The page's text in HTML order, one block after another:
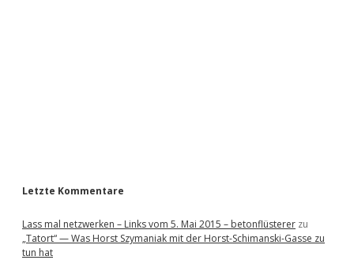
Letzte Kommentare
Lass mal netzwerken – Links vom 5. Mai 2015 – betonflüsterer zu
„Tatort“ — Was Horst Szymaniak mit der Horst-Schimanski-Gasse zu
tun hat